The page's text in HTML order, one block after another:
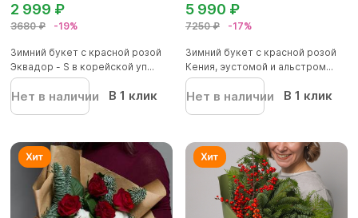
3680 ₽ -19%
2 999 ₽
Зимний букет с красной розой
Эквадор - S в корейской уп...
Нет в наличии В 1 клик
7250 ₽ -17%
5 990 ₽
Зимний букет с красной розой
Кения, эустомой и альстром...
Нет в наличии В 1 клик